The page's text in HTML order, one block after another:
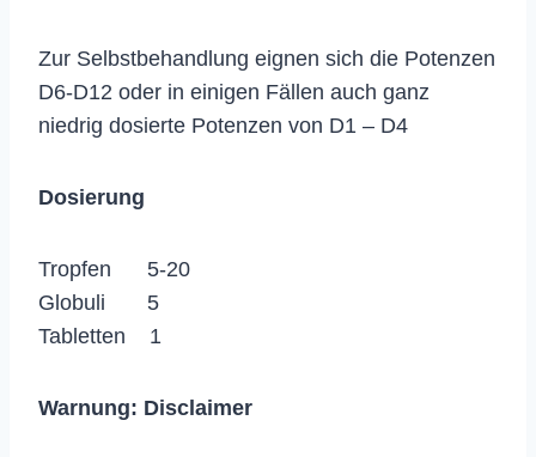
Zur Selbstbehandlung eignen sich die Potenzen
D6-D12 oder in einigen Fällen auch ganz
niedrig dosierte Potenzen von D1 – D4
Dosierung
Tropfen 5-20
Globuli 5
Tabletten 1
Warnung: Disclaimer